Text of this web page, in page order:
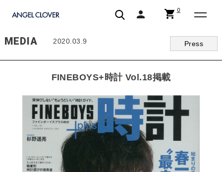
エンジェルクローバー | ANGEL CLOVER
person shopping_cart 0
MEDIA 2020.03.9 Press
FINEBOYS+時計 Vol.18掲載